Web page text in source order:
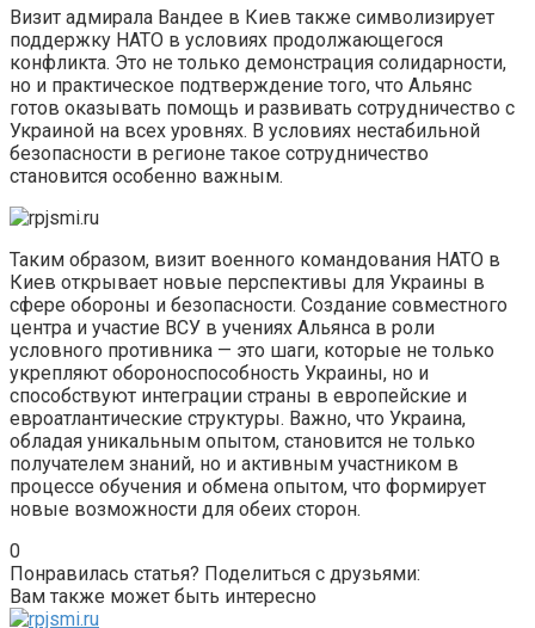
Визит адмирала Вандее в Киев также символизирует
поддержку НАТО в условиях продолжающегося
конфликта. Это не только демонстрация солидарности,
но и практическое подтверждение того, что Альянс
готов оказывать помощь и развивать сотрудничество с
Украиной на всех уровнях. В условиях нестабильной
безопасности в регионе такое сотрудничество
становится особенно важным.
Таким образом, визит военного командования НАТО в
Киев открывает новые перспективы для Украины в
сфере обороны и безопасности. Создание совместного
центра и участие ВСУ в учениях Альянса в роли
условного противника — это шаги, которые не только
укрепляют обороноспособность Украины, но и
способствуют интеграции страны в европейские и
евроатлантические структуры. Важно, что Украина,
обладая уникальным опытом, становится не только
получателем знаний, но и активным участником в
процессе обучения и обмена опытом, что формирует
новые возможности для обеих сторон.
0
Понравилась статья? Поделиться с друзьями:
Вам также может быть интересно